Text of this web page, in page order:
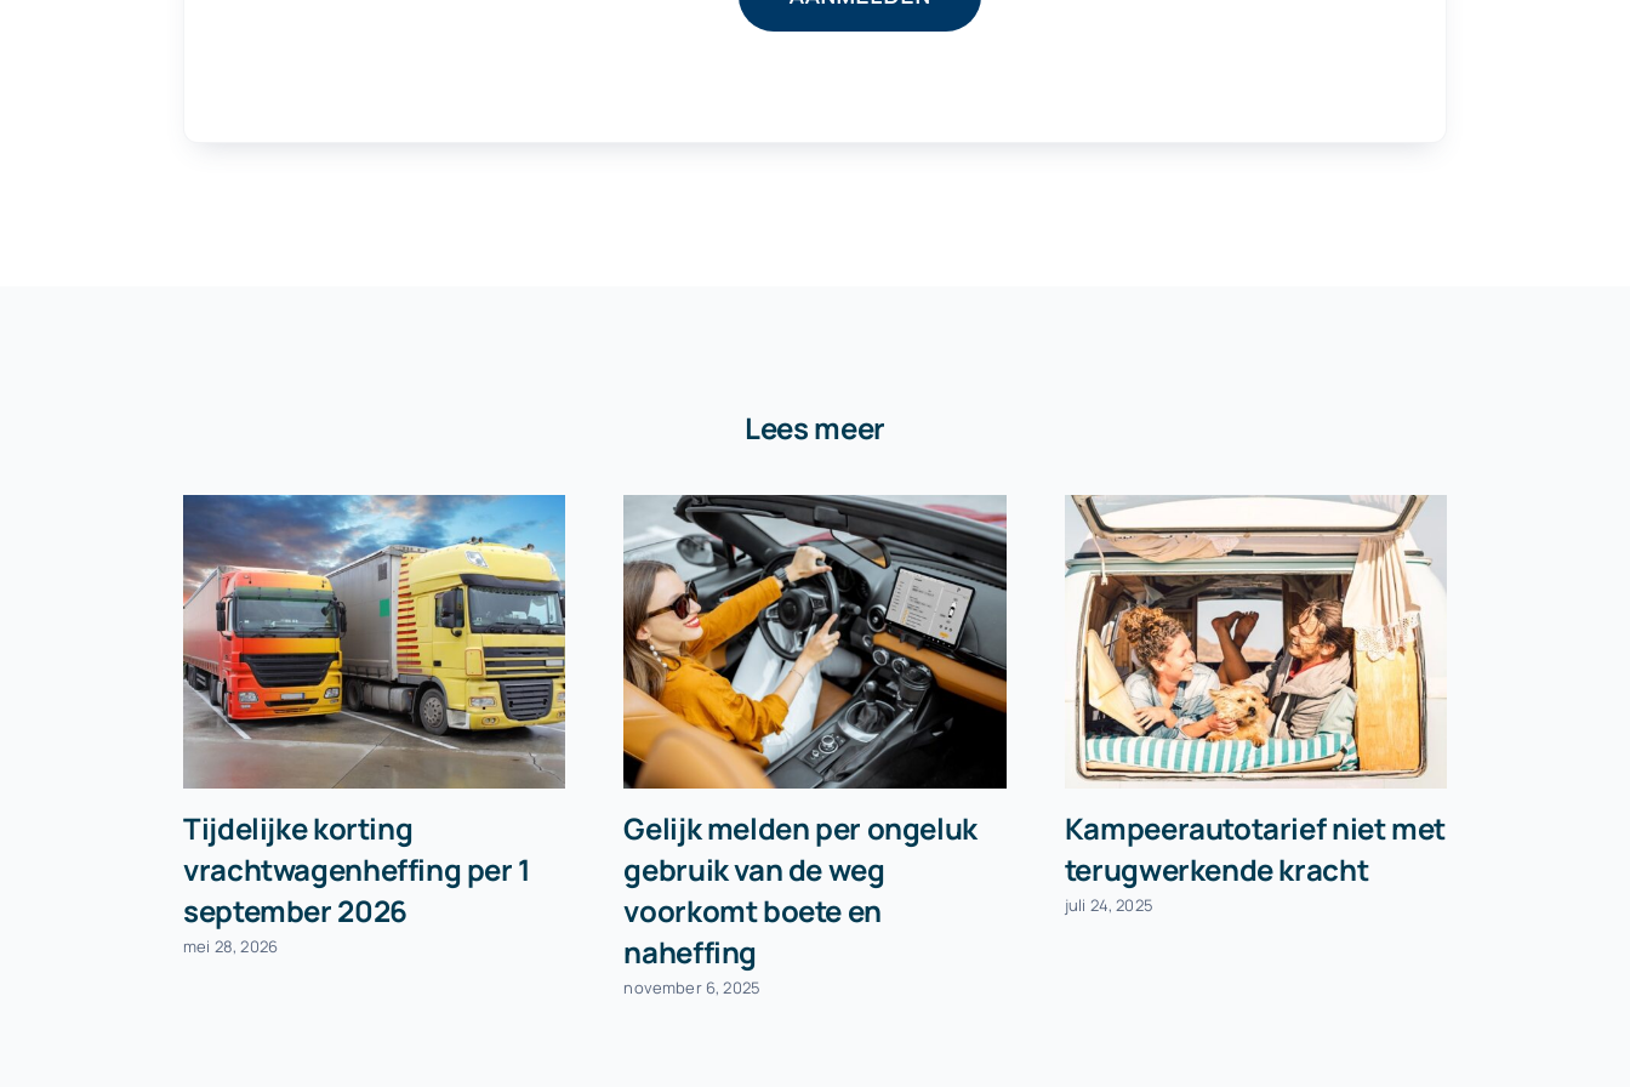
Lees meer
Tijdelijke korting
vrachtwagenheffing per 1
september 2026
mei 28, 2026
Gelijk melden per ongeluk
gebruik van de weg
voorkomt boete en
naheffing
november 6, 2025
Kampeerautotarief niet met
terugwerkende kracht
juli 24, 2025